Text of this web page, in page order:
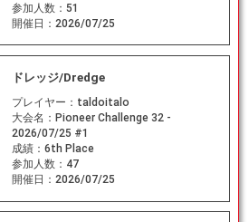
参加人数： 51
開催日： 2026/07/25
ドレッジ/Dredge
プレイヤー： taldoitalo
大会名： Pioneer Challenge 32 -
2026/07/25 #1
成績： 6th Place
参加人数： 47
開催日： 2026/07/25